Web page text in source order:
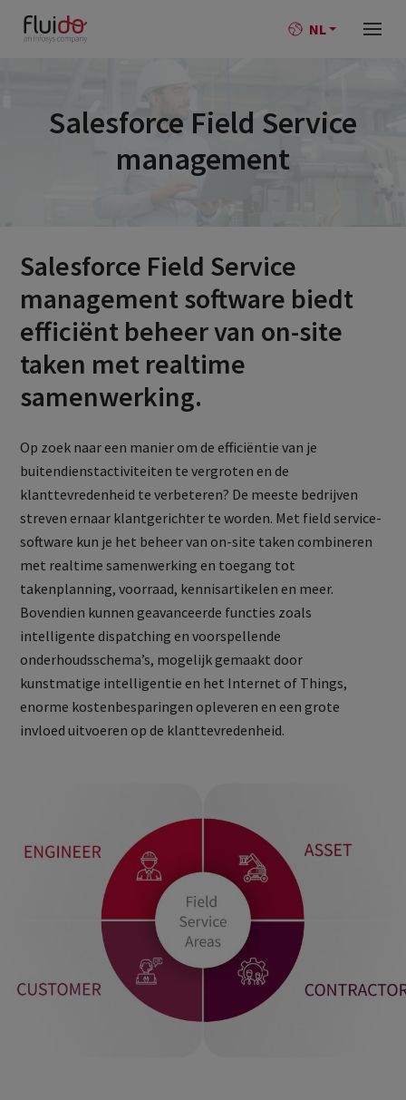
NL
Salesforce Field Service
management
Salesforce Field Service
management software biedt
efficiënt beheer van on-site
taken met realtime
samenwerking.
Op zoek naar een manier om de efficiëntie van je
buitendienstactiviteiten te vergroten en de
klanttevredenheid te verbeteren? De meeste bedrijven
streven ernaar klantgerichter te worden. Met field service-
software kun je het beheer van on-site taken combineren
met realtime samenwerking en toegang tot
takenplanning, voorraad, kennisartikelen en meer.
Bovendien kunnen geavanceerde functies zoals
intelligente dispatching en voorspellende
onderhoudsschema’s, mogelijk gemaakt door
kunstmatige intelligentie en het Internet of Things,
enorme kostenbesparingen opleveren en een grote
invloed uitvoeren op de klanttevredenheid.